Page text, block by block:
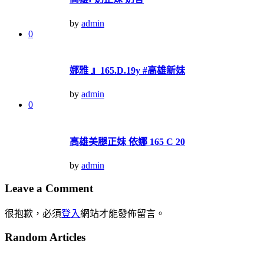
by admin
0
娜雅 』165.D.19y #高雄新妹
by admin
0
高雄美腿正妹 依娜 165 C 20
by admin
Leave a Comment
很抱歉，必須登入網站才能發佈留言。
Random Articles